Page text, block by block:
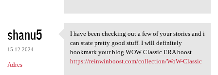
shanu5
15.12.2024
Adres
I have been checking out a
I have been checking out a few of your stories and i
can state pretty good stuff. I will definitely
bookmark your blog WOW Classic ERA boost
https://reinwinboost.com/collection/WoW-Classic